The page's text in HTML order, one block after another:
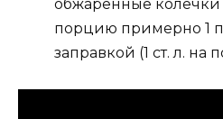
обжаренные
порцию примерно 1
заправкой (1 ст. л. на